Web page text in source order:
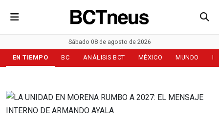
Sábado 08 de agosto de 2026
EN TIEMPO BC ANÁLISIS BCT MÉXICO MUNDO